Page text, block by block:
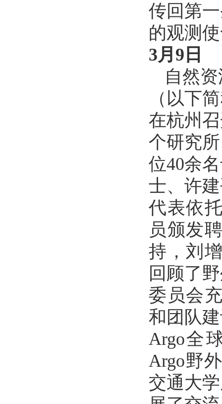
传回第
的观测
3月9日
自然
（以下
在杭州
个研究
位40余
士、许
代表依
员颁发
持，刘
回顾了
委员会
和团队
Argo全
Argo野
交通大